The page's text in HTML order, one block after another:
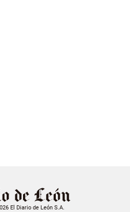
El Diario de León S.A.